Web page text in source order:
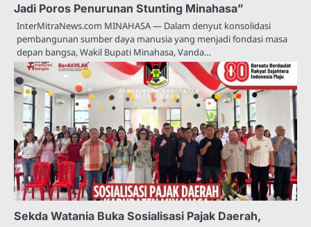
Jadi Poros Penurunan Stunting Minahasa”
InterMitraNews.com MINAHASA — Dalam denyut konsolidasi
pembangunan sumber daya manusia yang menjadi fondasi masa
depan bangsa, Wakil Bupati Minahasa, Vanda…
Sekda Watania Buka Sosialisasi Pajak Daerah,